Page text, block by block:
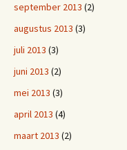
september 2013 (2)
augustus 2013 (3)
juli 2013 (3)
juni 2013 (2)
mei 2013 (3)
april 2013 (4)
maart 2013 (2)